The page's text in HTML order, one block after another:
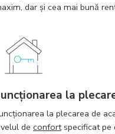
dar şi cea mai bună
la
la plecarea de
de confortspecificat pe